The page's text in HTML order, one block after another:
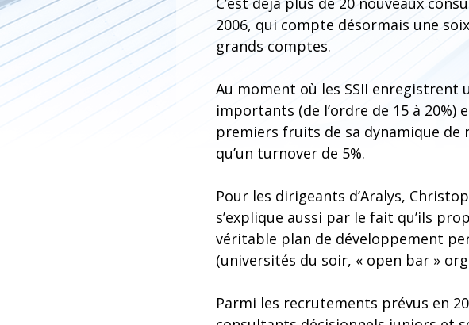
2006, qui compte désormais une
grands comptes.
Au moment où les SSII
importants (de l’ordre de 15 à 20%)
premiers fruits de sa dynamique de
qu’un turnover de 5%.
Pour les dirigeants d’Aralys,
s’explique aussi par le fait qu’ils
véritable plan de développement
(universités du soir, « open bar »
Parmi les recrutements prévus en